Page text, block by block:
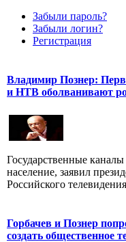
Забыли пароль?
Забыли логин?
Регистрация
Владимир Познер:
и НТВ оболванивают
Государственные
население, заявил
Российского
Горбачев и Познер
создать общественное